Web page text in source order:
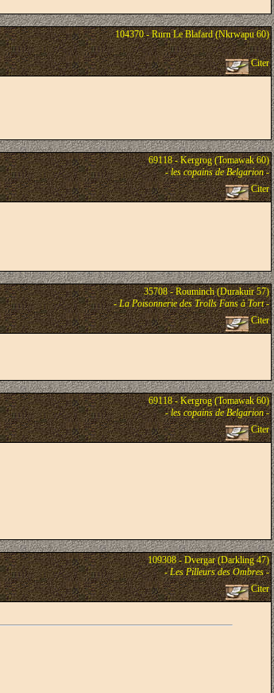
104370 - Rurn Le Blafard (Nkrwapu 60)
Citer
69118 - Kergrog (Tomawak 60)
-les copains de Belgarion-
Citer
35708 - Rouminch (Durakuir 57)
-La Poisonnerie des Trolls Fans à Tort-
Citer
69118 - Kergrog (Tomawak 60)
-les copains de Belgarion-
Citer
109308 - Dvergar (Darkling 47)
-Les Pilleurs des Ombres-
Citer